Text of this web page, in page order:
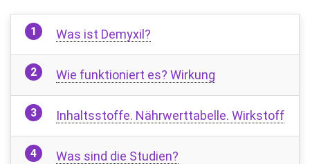
Was ist Demyxil?
Wie funktioniert es? Wirkung
Inhaltsstoffe. Nährwerttabelle. Wirkstoff
Was sind die Studien?